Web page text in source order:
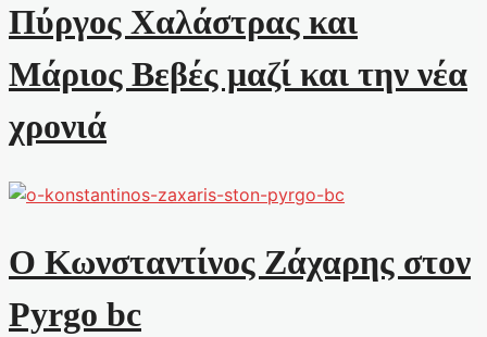
Πύργος Χαλάστρας και
Μάριος Βεβές μαζί και την νέα
χρονιά
Ο Κωνσταντίνος Ζάχαρης στον
Pyrgo bc